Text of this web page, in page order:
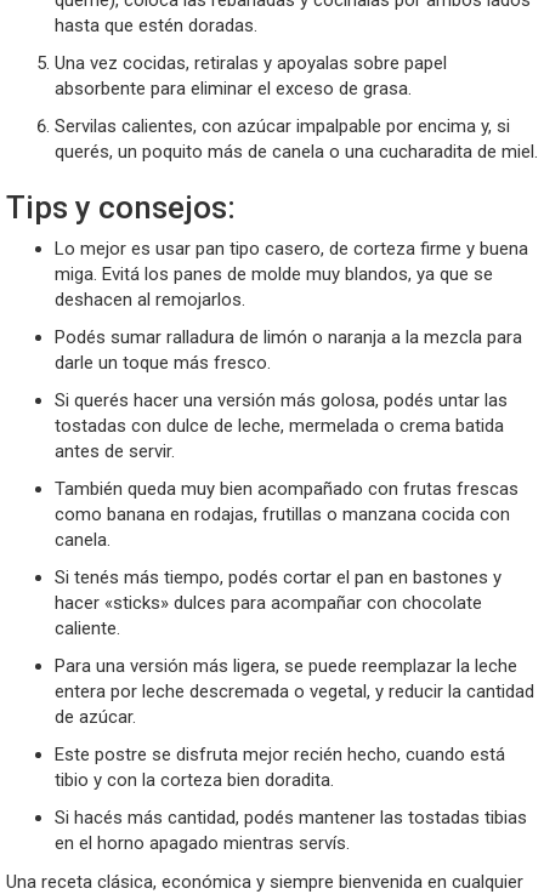
hasta que estén doradas.
Una vez cocidas, retiralas y apoyalas sobre papel
absorbente para eliminar el exceso de grasa.
Servilas calientes, con azúcar impalpable por encima y, si
querés, un poquito más de canela o una cucharadita de miel.
Tips y consejos:
Lo mejor es usar pan tipo casero, de corteza firme y buena
miga. Evitá los panes de molde muy blandos, ya que se
deshacen al remojarlos.
Podés sumar ralladura de limón o naranja a la mezcla para
darle un toque más fresco.
Si querés hacer una versión más golosa, podés untar las
tostadas con dulce de leche, mermelada o crema batida
antes de servir.
También queda muy bien acompañado con frutas frescas
como banana en rodajas, frutillas o manzana cocida con
canela.
Si tenés más tiempo, podés cortar el pan en bastones y
hacer «sticks» dulces para acompañar con chocolate
caliente.
Para una versión más ligera, se puede reemplazar la leche
entera por leche descremada o vegetal, y reducir la cantidad
de azúcar.
Este postre se disfruta mejor recién hecho, cuando está
tibio y con la corteza bien doradita.
Si hacés más cantidad, podés mantener las tostadas tibias
en el horno apagado mientras servís.
Una receta clásica, económica y siempre bienvenida en cualquier